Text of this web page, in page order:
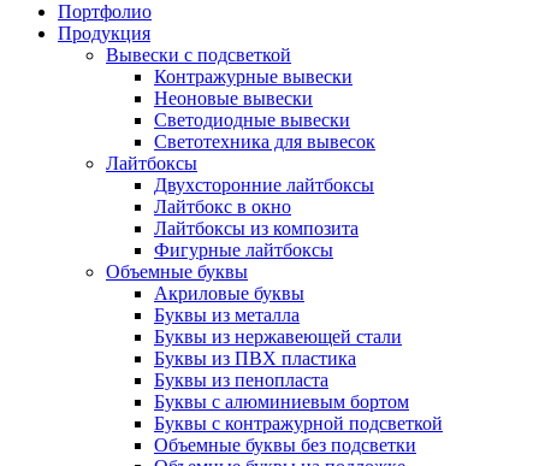
Портфолио
Продукция
Вывески с подсветкой
Контражурные вывески
Неоновые вывески
Светодиодные вывески
Светотехника для вывесок
Лайтбоксы
Двухсторонние лайтбоксы
Лайтбокс в окно
Лайтбоксы из композита
Фигурные лайтбоксы
Объемные буквы
Акриловые буквы
Буквы из металла
Буквы из нержавеющей стали
Буквы из ПВХ пластика
Буквы из пенопласта
Буквы с алюминиевым бортом
Буквы с контражурной подсветкой
Объемные буквы без подсветки